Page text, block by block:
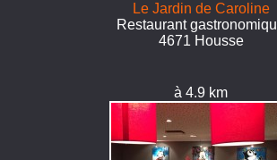
Le Jardin de Caroline
Restaurant
4671 Housse
à 4.9 km